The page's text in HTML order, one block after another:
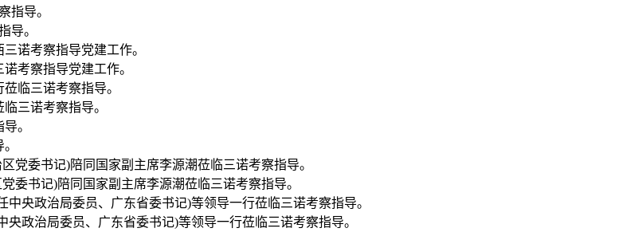
导。
考察指导党建工作。
三诺考察指导。
委书记)陪同国家副主席李源潮莅临三诺考察指导。
政治局委员、广东省委书记)等领导一行莅临三诺考察指导。